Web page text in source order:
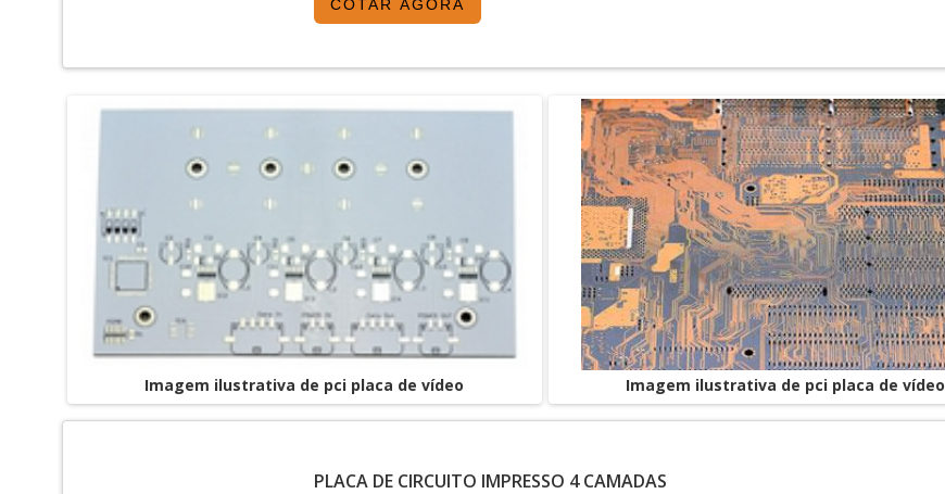
COTAR AGORA
Imagem ilustrativa de pci placa de vídeo Imagem ilustrativa de pci placa de vídeo
PLACA DE CIRCUITO IMPRESSO 4 CAMADAS